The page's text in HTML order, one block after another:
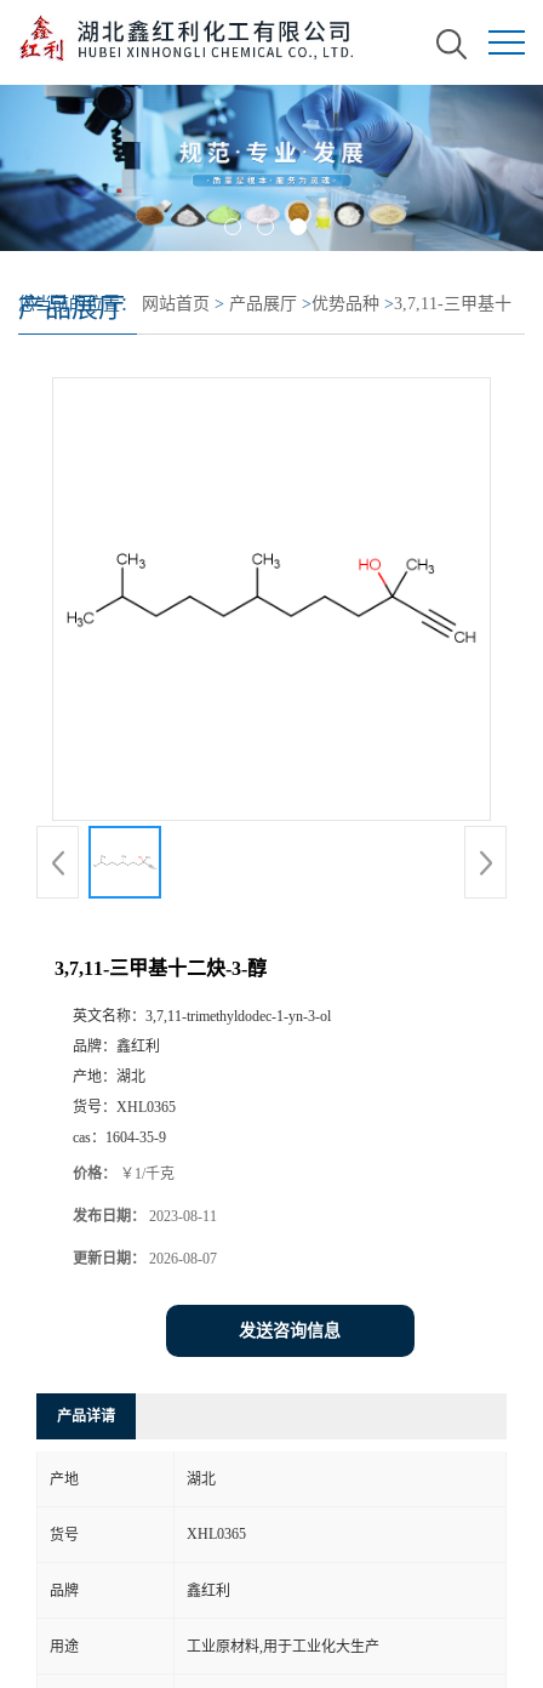
产品展厅
您当前的位置： 网站首页 > 产品展厅 >优势品种 >3,7,11-三甲基十
3,7,11-三甲基十二炔-3-醇
英文名称： 3,7,11-trimethyldodec-1-yn-3-ol
品牌： 鑫红利
产地： 湖北
货号： XHL0365
cas： 1604-35-9
价格： ￥1/千克
发布日期： 2023-08-11
更新日期： 2026-08-07
发送咨询信息
产品详请
产地 湖北
货号 XHL0365
品牌 鑫红利
用途 工业原材料,用于工业化大生产